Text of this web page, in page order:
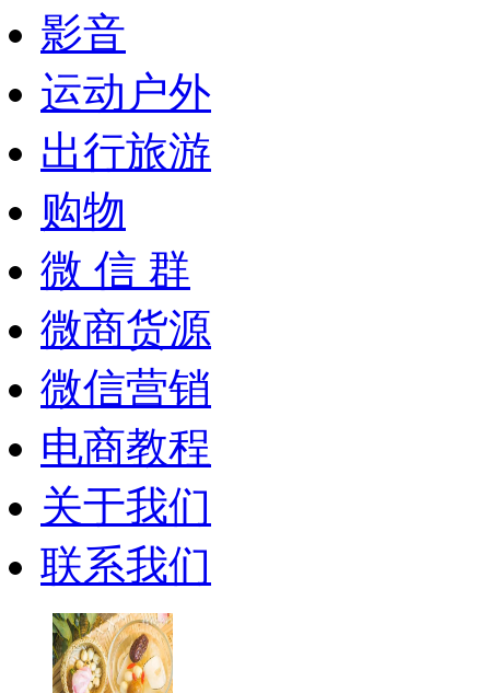
影音
运动户外
出行旅游
购物
微 信 群
微商货源
微信营销
电商教程
关于我们
联系我们